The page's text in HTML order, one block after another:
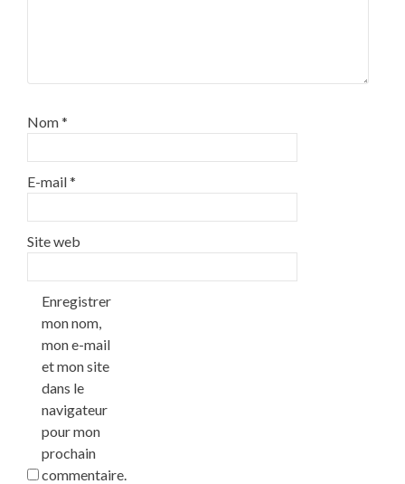
Nom*
E-mail*
Site web
Enregistrer
mon nom,
mon e-mail
et mon site
dans le
navigateur
pour mon
prochain
commentaire.